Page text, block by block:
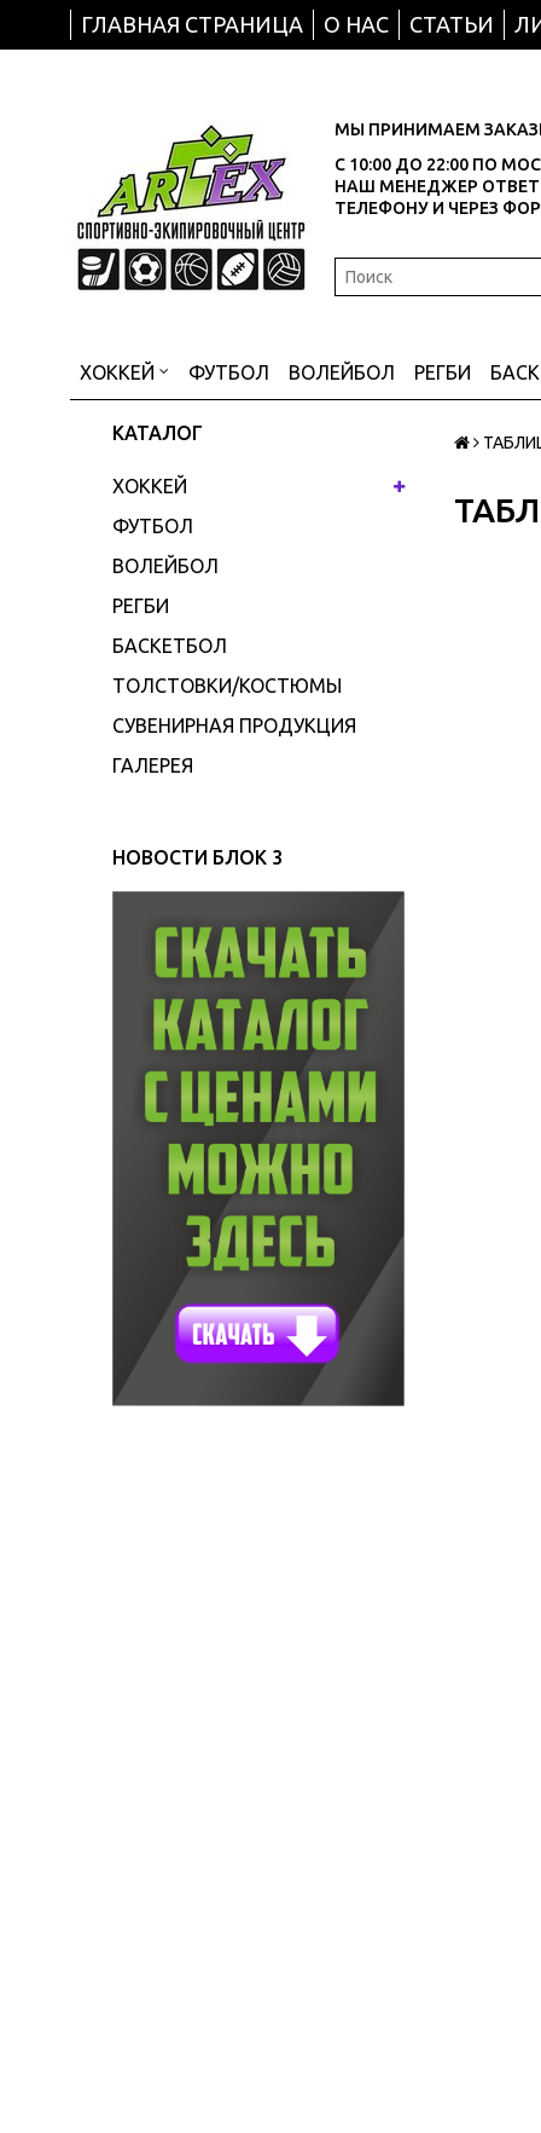
ГЛАВНАЯ СТРАНИЦА О НАС СТАТЬИ
МЫ ПРИНИМАЕМ
С 10:00 ДО 22:00 ПО
НАШ МЕНЕДЖЕР
ТЕЛЕФОНУ И ЧЕРЕЗ
ХОККЕЙ ФУТБОЛ ВОЛЕЙБОЛ РЕГБИ
КАТАЛОГ
ХОККЕЙ
ФУТБОЛ
ВОЛЕЙБОЛ
РЕГБИ
БАСКЕТБОЛ
ТОЛСТОВКИ/КОСТЮМЫ
СУВЕНИРНАЯ ПРОДУКЦИЯ
ГАЛЕРЕЯ
НОВОСТИ БЛОК 3